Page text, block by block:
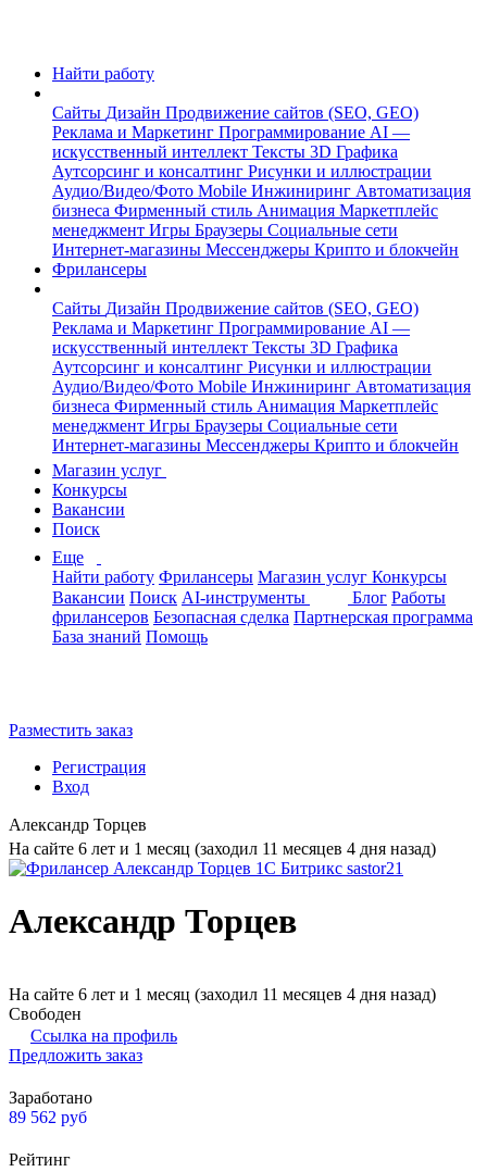
Найти работу
Сайты Дизайн Продвижение сайтов (SEO, GEO)
Реклама и Маркетинг Программирование AI —
искусственный интеллект Тексты 3D Графика
Аутсорсинг и консалтинг Рисунки и иллюстрации
Аудио/Видео/Фото Mobile Инжиниринг Автоматизация
бизнеса Фирменный стиль Анимация Маркетплейс
менеджмент Игры Браузеры Социальные сети
Интернет-магазины Мессенджеры Крипто и блокчейн
Фрилансеры
Сайты Дизайн Продвижение сайтов (SEO, GEO)
Реклама и Маркетинг Программирование AI —
искусственный интеллект Тексты 3D Графика
Аутсорсинг и консалтинг Рисунки и иллюстрации
Аудио/Видео/Фото Mobile Инжиниринг Автоматизация
бизнеса Фирменный стиль Анимация Маркетплейс
менеджмент Игры Браузеры Социальные сети
Интернет-магазины Мессенджеры Крипто и блокчейн
Магазин услуг
Конкурсы
Вакансии
Поиск
Еще
Найти работу Фрилансеры Магазин услуг Конкурсы
Вакансии Поиск AI-инструменты Блог Работы
фрилансеров Безопасная сделка Партнерская программа
База знаний Помощь
Разместить заказ
Регистрация
Вход
Александр Торцев
На сайте 6 лет и 1 месяц (заходил 11 месяцев 4 дня назад)
Александр Торцев
На сайте 6 лет и 1 месяц (заходил 11 месяцев 4 дня назад)
Свободен
Ссылка на профиль
Предложить заказ
Заработано
89 562 руб
Рейтинг